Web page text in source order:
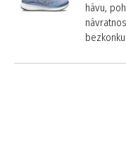
hávu,